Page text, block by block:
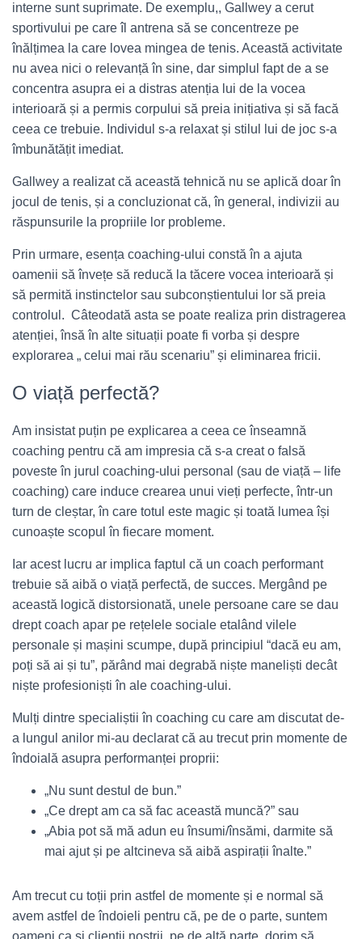
interne sunt suprimate. De exemplu,, Gallwey a cerut
sportivului pe care îl antrena să se concentreze pe
înălțimea la care lovea mingea de tenis. Această activitate
nu avea nici o relevanță în sine, dar simplul fapt de a se
concentra asupra ei a distras atenția lui de la vocea
interioară și a permis corpului să preia inițiativa și să facă
ceea ce trebuie. Individul s-a relaxat și stilul lui de joc s-a
îmbunătățit imediat.
Gallwey a realizat că această tehnică nu se aplică doar în
jocul de tenis, și a concluzionat că, în general, indivizii au
răspunsurile la propriile lor probleme.
Prin urmare, esența coaching-ului constă în a ajuta
oamenii să învețe să reducă la tăcere vocea interioară și
să permită instinctelor sau subconștientului lor să preia
controlul. Câteodată asta se poate realiza prin distragerea
atenției, însă în alte situații poate fi vorba și despre
explorarea „ celui mai rău scenariu” și eliminarea fricii.
O viață perfectă?
Am insistat puțin pe explicarea a ceea ce înseamnă
coaching pentru că am impresia că s-a creat o falsă
poveste în jurul coaching-ului personal (sau de viață – life
coaching) care induce crearea unui vieți perfecte, într-un
turn de cleștar, în care totul este magic și toată lumea își
cunoaște scopul în fiecare moment.
Iar acest lucru ar implica faptul că un coach performant
trebuie să aibă o viață perfectă, de succes. Mergând pe
această logică distorsionată, unele persoane care se dau
drept coach apar pe rețelele sociale etalând vilele
personale și mașini scumpe, după principiul “dacă eu am,
poți să ai și tu”, părând mai degrabă niște maneliști decât
niște profesioniști în ale coaching-ului.
Mulți dintre specialiștii în coaching cu care am discutat de-
a lungul anilor mi-au declarat că au trecut prin momente de
îndoială asupra performanței proprii:
„Nu sunt destul de bun.”
„Ce drept am ca să fac această muncă?” sau
„Abia pot să mă adun eu însumi/însămi, darmite să
mai ajut și pe altcineva să aibă aspirații înalte.”
Am trecut cu toții prin astfel de momente și e normal să
avem astfel de îndoieli pentru că, pe de o parte, suntem
oameni ca și clienții noștrii, pe de altă parte, dorim să